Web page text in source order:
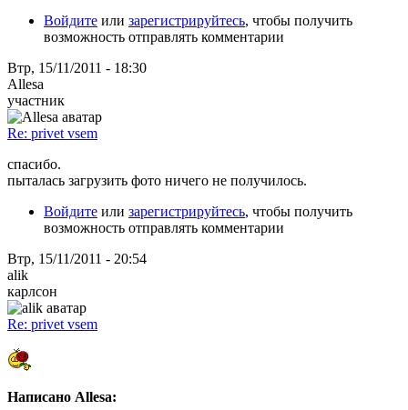
Войдите или зарегистрируйтесь, чтобы получить
возможность отправлять комментарии
Втр, 15/11/2011 - 18:30
Allesa
участник
Re: privet vsem
спасибо.
пыталась загрузить фото ничего не получилось.
Войдите или зарегистрируйтесь, чтобы получить
возможность отправлять комментарии
Втр, 15/11/2011 - 20:54
alik
карлсон
Re: privet vsem
Написано Allesa: